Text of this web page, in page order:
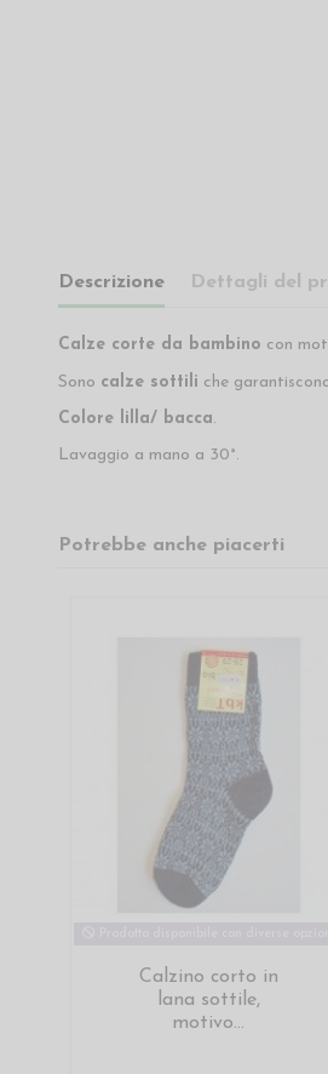
Descrizione Dettagli del
Calze corte da bambino con
Sono calze sottili che
Colore lilla/ bacca.
Lavaggio a mano a 30°.
Potrebbe anche piacerti
Calzino corto in
lana sottile,
motivo...